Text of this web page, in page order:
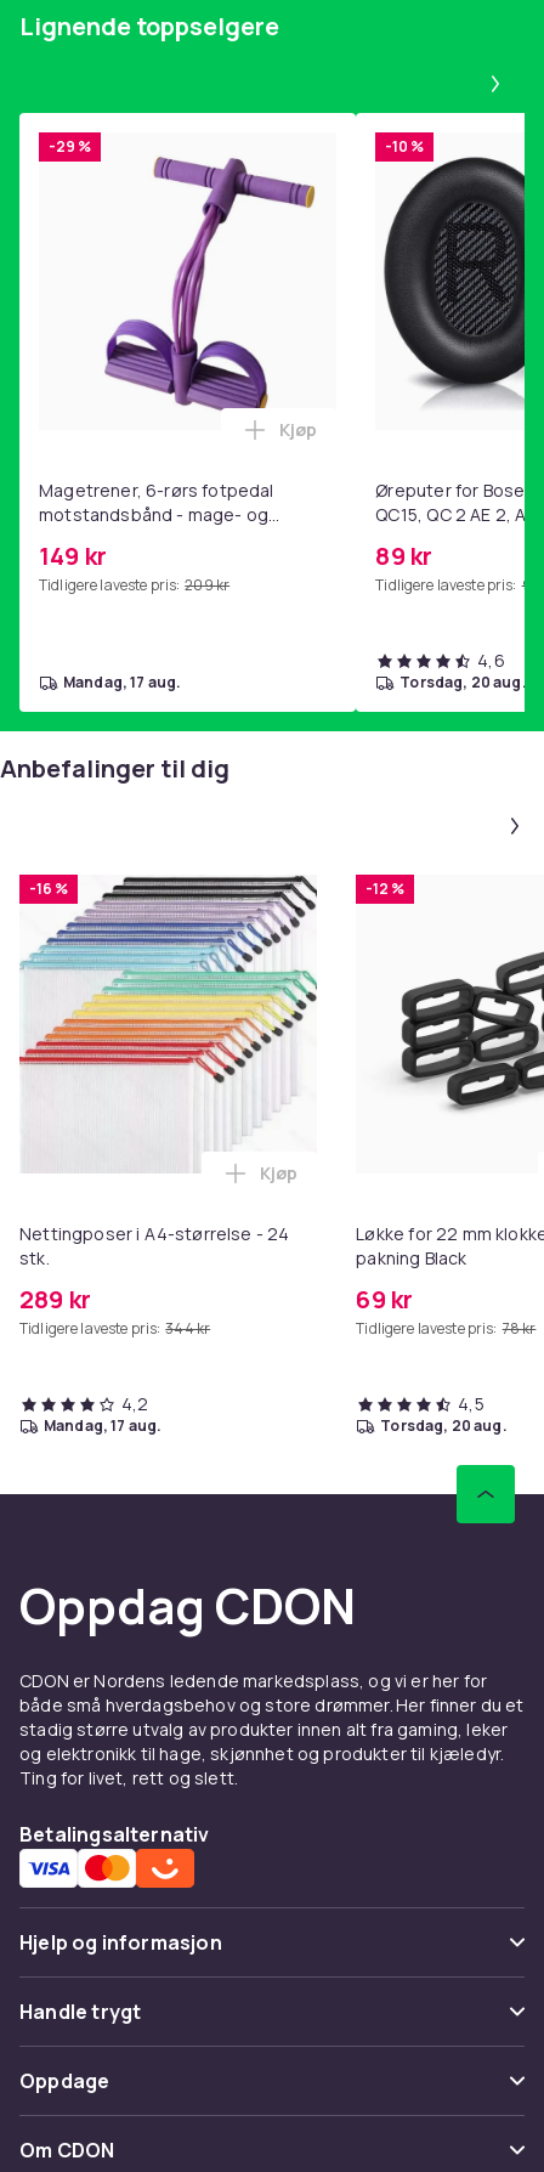
1 x mobiltelefonholder
151
Artikkel nr.
13d23487-3362-4398-b043-e2773da6ea96
Produktsikkerhetsinformasjon
Lignende toppselgere
-29 %
Magetrener, 6-rørs fotpedal
motstandsbånd - mage- og
hjemmegymnastikk Purple
149 kr
Tidligere laveste pris: 209 kr
Legg Magetrener, 6-rørs
Kjøp
mandag, 17 aug.
-10 %
Øreputer for Bose
QC15, QC 2 AE 2, AE
89 kr
Tidligere laveste pris: 99
4,6
torsdag, 20 aug.
Anbefalinger til dig
-16 %
Nettingposer i A4-størrelse - 24
stk.
289 kr
Tidligere laveste pris: 344 kr
Legg Nettingposer i A4-
Kjøp
4,2
mandag, 17 aug.
-12 %
Løkke for 22 mm
pakning Black
69 kr
Tidligere laveste pris: 78 kr
4,5
torsdag, 20 aug.
Oppdag CDON
CDON er Nordens ledende markedsplass, og vi er her for
både små hverdagsbehov og store drømmer. Her finner du et
stadig større utvalg av produkter innen alt fra gaming, leker
og elektronikk til hage, skjønnhet og produkter til kjæledyr.
Ting for livet, rett og slett.
Betalingsalternativ
Hjelp og informasjon
Vanlige spørsmål
Spor pakke
Angre & returner her
Kontakt oss
Handle trygt
Betaling
Levering
Oppdage
Kategorier
Om CDON